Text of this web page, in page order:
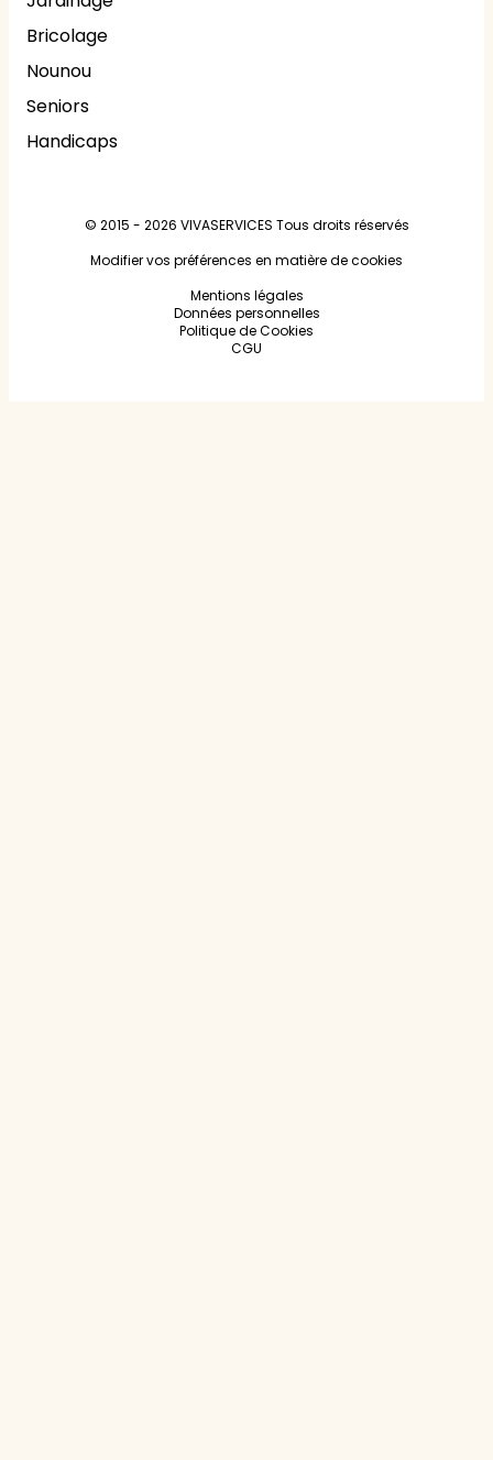
Bricolage
Nounou
Seniors
Handicaps
© 2015 - 2026 VIVASERVICES Tous droits réservés
Modifier vos préférences en matière de cookies
Mentions légales
Données personnelles
Politique de Cookies
CGU